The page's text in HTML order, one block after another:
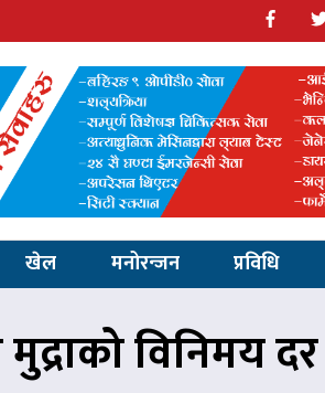
खेल मनोरन्जन प्रविधि
विनिमय दर